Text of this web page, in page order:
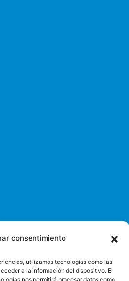
consentimiento
utilizamos tecnologías como las
a la información del dispositivo. El
nos permitirá procesar datos como